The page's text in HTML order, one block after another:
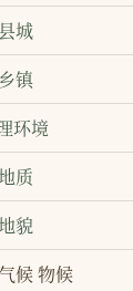
城
镇
环境
质
貌
候 物候